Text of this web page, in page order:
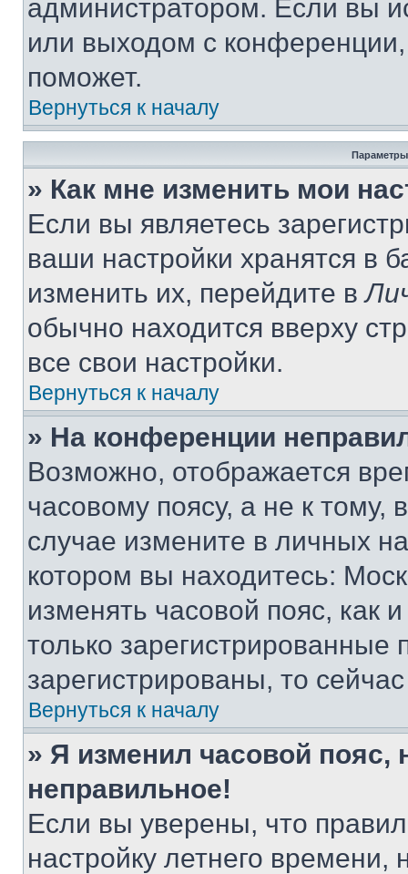
администратором. Если вы
или выходом с
поможет.
Вернуться к началу
Параметры
» Как мне изменить мои
Если вы являетесь
ваши настройки хранятся в
изменить их, перейдите в
обычно находится вверху
все свои настройки.
Вернуться к началу
» На конференции
Возможно, отображается
часовому поясу, а не к тому,
случае измените в личных
котором вы находитесь:
изменять часовой пояс, как
только
зарегистрированы, то
Вернуться к началу
» Я изменил часовой пояс,
неправильное!
Если вы уверены, что
настройку летнего